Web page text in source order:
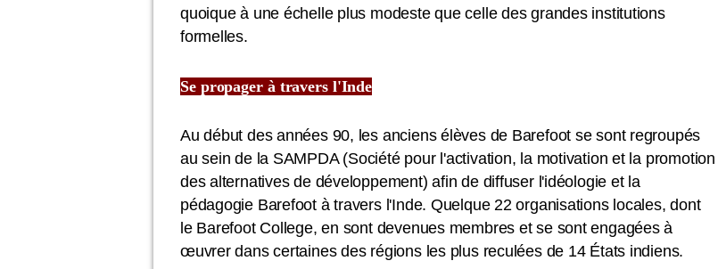
quoique à une échelle plus modeste que celle des grandes institutions
formelles.
Se propager à travers l'Inde
Au début des années 90, les anciens élèves de Barefoot se sont regroupés
au sein de la SAMPDA (Société pour l'activation, la motivation et la promotion
des alternatives de développement) afin de diffuser l'idéologie et la
pédagogie Barefoot à travers l'Inde. Quelque 22 organisations locales, dont
le Barefoot College, en sont devenues membres et se sont engagées à
œuvrer dans certaines des régions les plus reculées de 14 États indiens.